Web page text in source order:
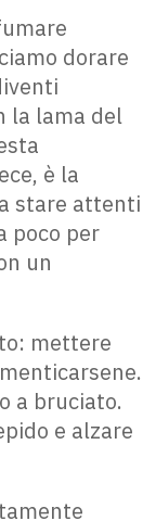
dorare
la lama del
è la
stare attenti
poco per
un
mettere
a bruciato.
e alzare